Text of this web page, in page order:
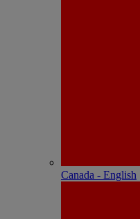
Canada - English